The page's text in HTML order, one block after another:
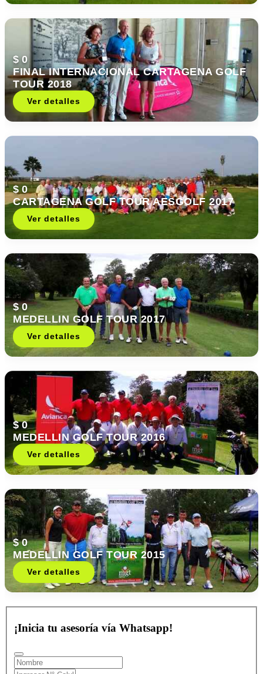
$ 0
FINAL INTERNACIONAL CARTAGENA GOLF
TOUR 2018
Ver detalles
$ 0
CARTAGENA GOLF TOUR AESGOLF 2017
Ver detalles
$ 0
MEDELLIN GOLF TOUR 2017
Ver detalles
$ 0
MEDELLIN GOLF TOUR 2016
Ver detalles
$ 0
MEDELLIN GOLF TOUR 2015
Ver detalles
¡Inicia tu asesoría vía Whatsapp!